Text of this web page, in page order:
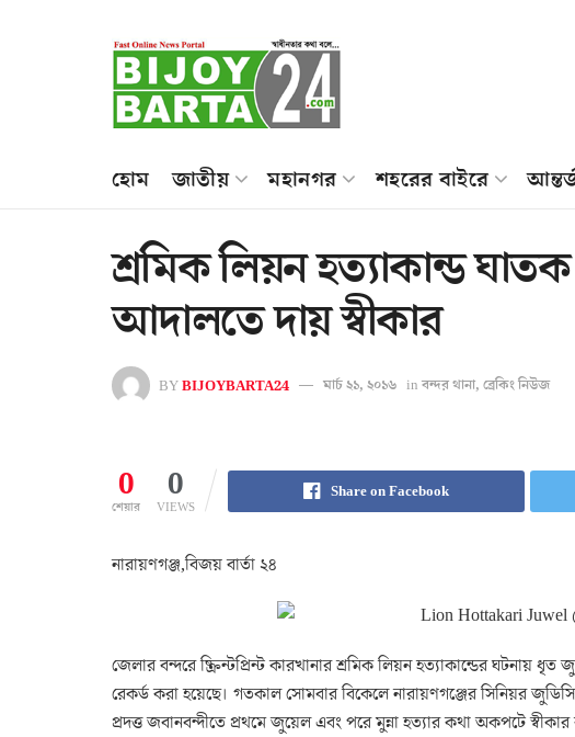
হোম জাতীয় মহানগর শহরের বাইরে
শ্রমিক লিয়ন হত্যাকান্ড
আদালতে দায় স্বীকার
BYBIJOYBARTA24 মার্চ ২১, ২০১৬ in বন্দর থানা, ব্রেকিং নিউজ
0
শেয়ার
0
VIEWS
Share on Facebook
নারায়ণগঞ্জ,বিজয় বার্তা ২৪
জেলার বন্দরে ষ্ক্রিন্টপ্রিন্ট কারখানার শ্রমিক লিয়ন হত্যাকান্ডের ঘটনায়
রেকর্ড করা হয়েছে। গতকাল সোমবার বিকেলে নারায়ণগঞ্জের সিনিয়র
প্রদত্ত জবানবন্দীতে প্রথমে জুয়েল এবং পরে মুন্না হত্যার কথা অকপটে